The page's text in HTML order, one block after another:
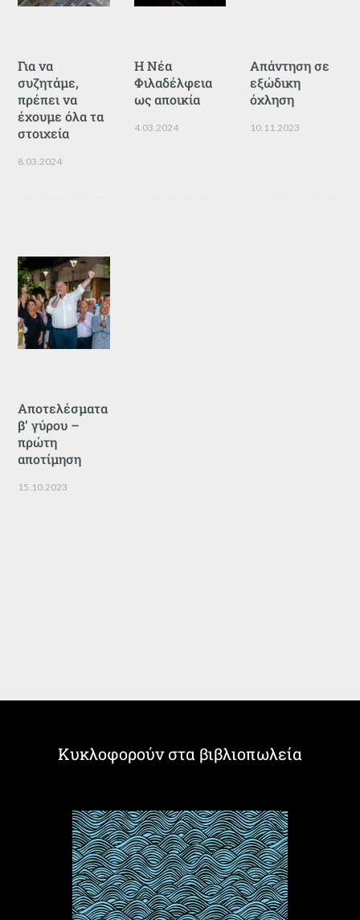
Για να
συζητάμε,
πρέπει να
έχουμε όλα τα
στοιχεία
8.03.2024
Η Νέα
Φιλαδέλφεια
ως αποικία
4.03.2024
Απάντηση σε
εξώδικη
όχληση
10.11.2023
Αποτελέσματα
β’ γύρου –
πρώτη
αποτίμηση
15.10.2023
Κυκλοφορούν στα βιβλιοπωλεία